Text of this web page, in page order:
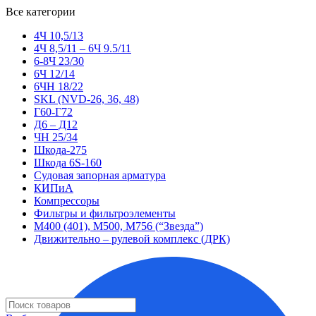
Все категории
4Ч 10,5/13
4Ч 8,5/11 – 6Ч 9.5/11
6-8Ч 23/30
6Ч 12/14
6ЧН 18/22
SKL (NVD-26, 36, 48)
Г60-Г72
Д6 – Д12
ЧН 25/34
Шкода-275
Шкода 6S-160
Судовая запорная арматура
КИПиА
Компрессоры
Фильтры и фильтроэлементы
М400 (401), М500, М756 (“Звезда”)
Движительно – рулевой комплекс (ДРК)